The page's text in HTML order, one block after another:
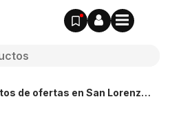
de ofertas en San Lorenzo